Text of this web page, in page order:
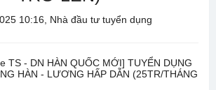
10:16, Nhà đầu tư tuyển dụng
TS - DN HÀN QUỐC MỚI] TUYỂN DỤNG
HÀN - LƯƠNG HẤP DẪN (25TR/THÁNG